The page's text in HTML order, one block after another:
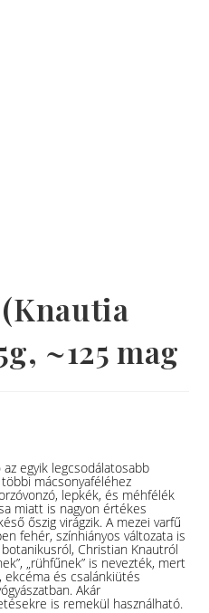
~125 mag
az egyik legcsodálatosabb
mácsonyaféléhez
lepkék, és méhfélék
miatt is nagyon értékes
őszig virágzik. A mezei varfű
fehér, színhiányos változata is
Christian Knautról
„rühfűnek” is nevezték, mert
és csalánkiütés
Akár
is remekül használható.